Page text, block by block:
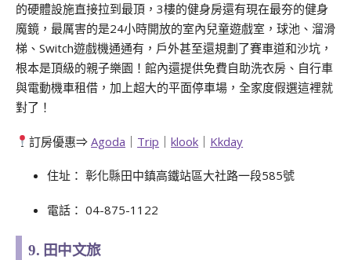
的硬體設施直接拉到最頂，3樓的健身房還有現在最夯的健身
魔鏡，最厲害的是24小時開放的室內兒童遊戲室，球池、溜滑
梯、Switch遊戲機通通有，戶外甚至還規劃了賽車道和沙坑，
根本是頂級的親子樂園！館內還提供免費自助洗衣房、自行車
與電動機車租借，加上超大的平面停車場，全家度假選這裡就
對了！
訂房優惠⇒Agoda ｜ Trip ｜klook ｜ Kkday
住址： 彰化縣田中鎮高鐵站區大社路一段585號
電話： 04-875-1122
9. 田中文旅